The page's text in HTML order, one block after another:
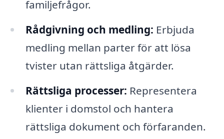
familjefrågor.
Rådgivning och medling: Erbjuda
medling mellan parter för att lösa
tvister utan rättsliga åtgärder.
Rättsliga processer: Representera
klienter i domstol och hantera
rättsliga dokument och förfaranden.